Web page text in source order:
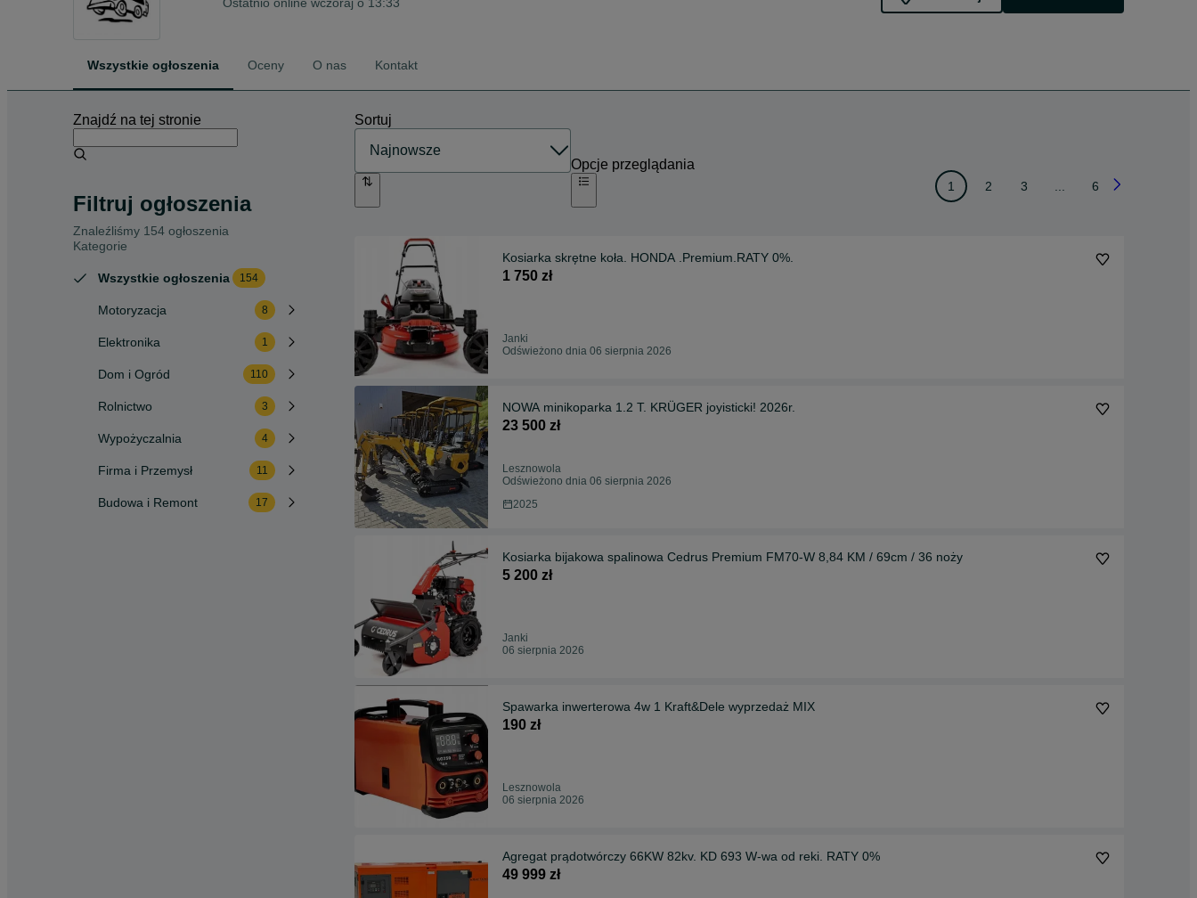
Wszystkie ogłoszenia Oceny O nas Kontakt
Znajdź na tej stronie
Filtruj ogłoszenia
Znaleźliśmy 154 ogłoszenia
Kategorie
Wszystkie ogłoszenia 154
Motoryzacja 8
Elektronika 1
Dom i Ogród 110
Rolnictwo 3
Wypożyczalnia 4
Firma i Przemysł 11
Budowa i Remont 17
Sortuj
Opcje przeglądania
1 2 3 6
Kosiarka skrętne koła. HONDA .Premium.RATY 0%.
1 750 zł
Janki
Odświeżono dnia 06 sierpnia 2026
NOWA minikoparka 1.2 T. KRÜGER joyisticki! 2026r.
23 500 zł
Lesznowola
Odświeżono dnia 06 sierpnia 2026
2025
Kosiarka bijakowa spalinowa Cedrus Premium FM70-W 8,84 KM / 69cm / 36 noży
5 200 zł
Janki
06 sierpnia 2026
Spawarka inwerterowa 4w 1 Kraft&Dele wyprzedaż MIX
190 zł
Lesznowola
06 sierpnia 2026
Agregat prądotwórczy 66KW 82kv. KD 693 W-wa od reki. RATY 0%
49 999 zł